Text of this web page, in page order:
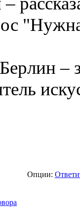
–
Опции: